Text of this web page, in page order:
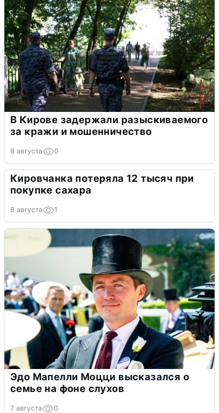
В Кирове задержали разыскиваемого
за кражи и мошенничество
8 августа 0
Кировчанка потеряла 12 тысяч при
покупке сахара
8 августа 1
Эдо Мапелли Моцци высказался о
семье на фоне слухов
7 августа 0